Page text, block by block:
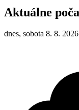
Aktuálne
dnes, sobota 8. 8. 2026